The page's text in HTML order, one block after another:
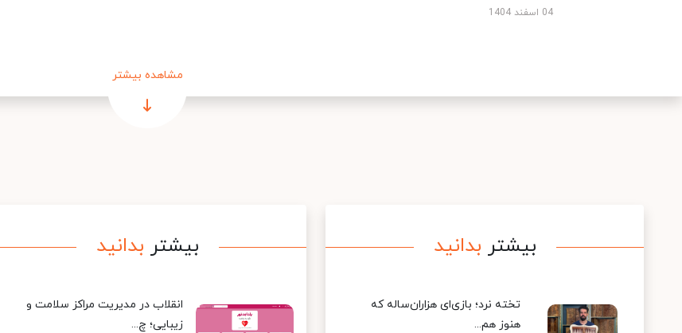
04 اسفند 1404
مشاهده بیشتر
بیشتر بدانید
تخته نرد؛ بازی‌ای هزاران‌ساله که
هنوز هم...
بیشتر بدانید
انقلاب در مدیریت مراکز سلامت و
زیبایی؛ چ...